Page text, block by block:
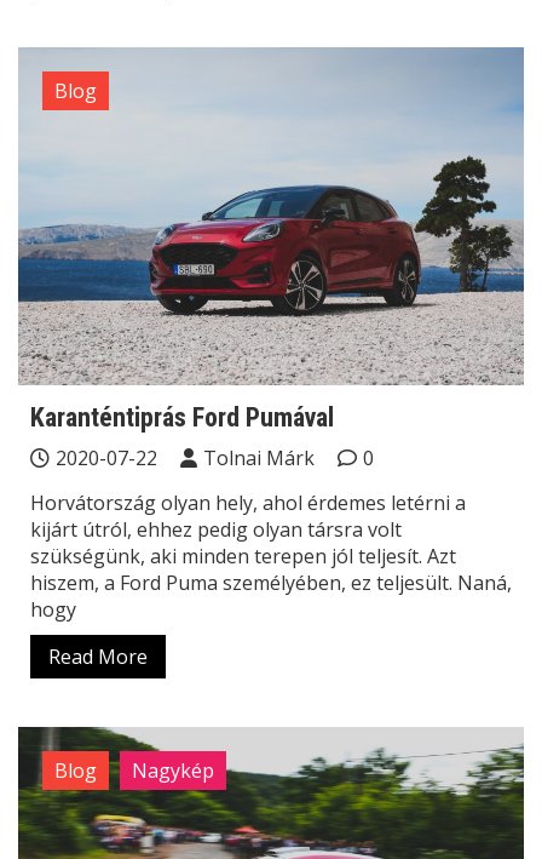
Blog
Karanténtiprás Ford Pumával
2020-07-22 Tolnai Márk
0
Horvátország olyan hely, ahol érdemes letérni a
kijárt útról, ehhez pedig olyan társra volt
szükségünk, aki minden terepen jól teljesít. Azt
hiszem, a Ford Puma személyében, ez teljesült. Naná,
hogy
Read More
Blog Nagykép